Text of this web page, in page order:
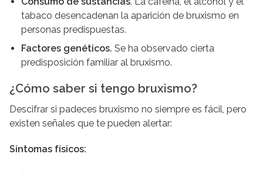
tabaco desencadenan la aparición de bruxismo en
personas predispuestas.
Factores genéticos. Se ha observado cierta
predisposición familiar al bruxismo.
¿Cómo saber si tengo bruxismo?
Descifrar si padeces bruxismo no siempre es fácil, pero
existen señales que te pueden alertar:
Síntomas físicos: